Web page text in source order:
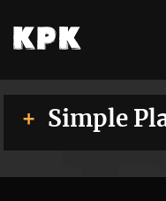
Simple